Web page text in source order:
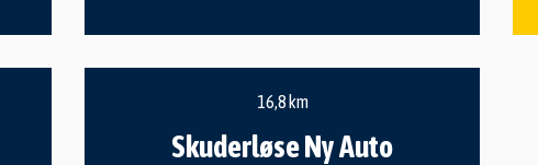
16,8 km
Skuderløse Ny Auto